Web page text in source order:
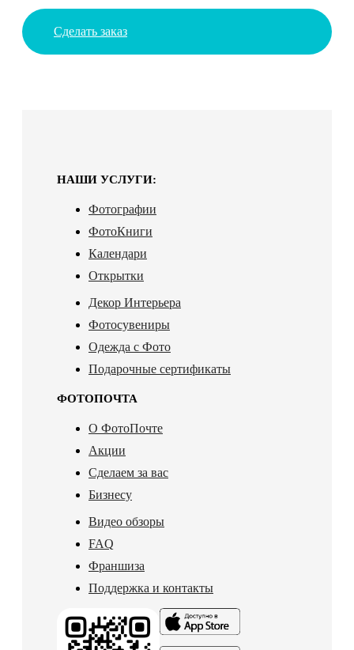
Сделать заказ
НАШИ УСЛУГИ:
Фотографии
ФотоКниги
Календари
Открытки
Декор Интерьера
Фотосувениры
Одежда с Фото
Подарочные сертификаты
ФОТОПОЧТА
О ФотоПочте
Акции
Сделаем за вас
Бизнесу
Видео обзоры
FAQ
Франшиза
Поддержка и контакты